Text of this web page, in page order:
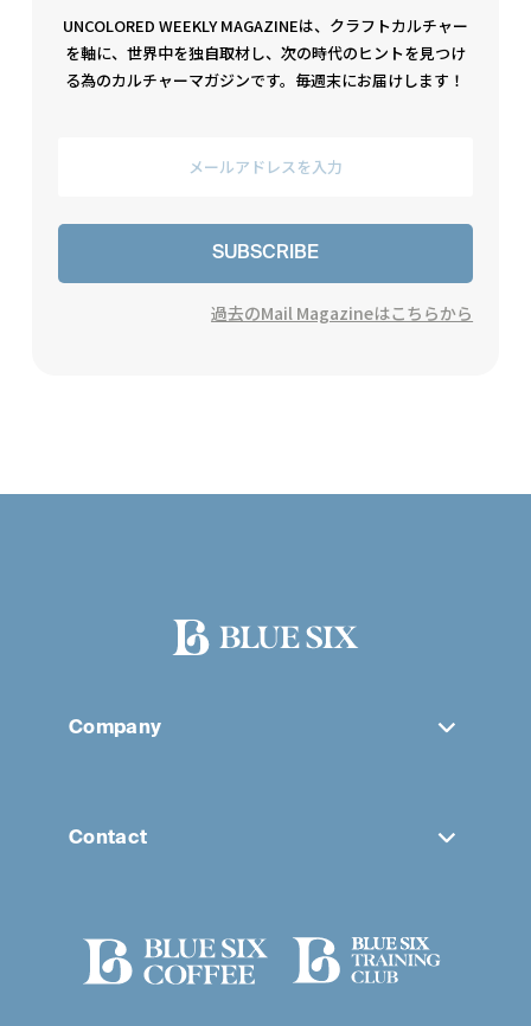
UNCOLORED WEEKLY MAGAZINEは、クラフトカルチャー
を軸に、世界中を独自取材し、次の時代のヒントを見つけ
る為のカルチャーマガジンです。毎週末にお届けします！
SUBSCRIBE
過去のMail Magazineはこちらから
Company
Contact